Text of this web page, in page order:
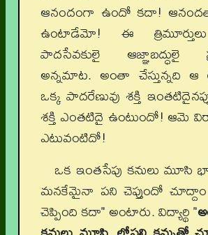
ఆనందంగా ఉందో కదా!
ఉంటాడేమో! ఈ
పాదసేవకులై ఆజ్ఞాబద్ధులై
అన్నమాట. అంతా చేస్తున్నది
ఒక్క పాదరేణువు శక్తి
శక్తి ఎంతటిదై ఉంటుందో! ఆమె
ఎటువంటిదో!
ఒక ఇంతసేపు కనులు మూసి
మనకేమైనా పని చెప్తుందో చూద్దాం
చెప్పింది కదా" అంటారు. విద్యార్థి "